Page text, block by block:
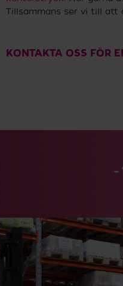
Tillsammans ser vi till att
KONTAKTA OSS FÖR